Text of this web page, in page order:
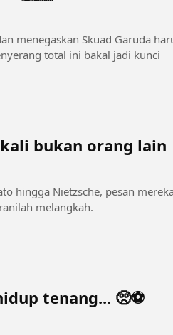
menegaskan Skuad Garuda
total ini bakal jadi kunci
bukan orang lain
melangkah.
tenang... 🥺⚽